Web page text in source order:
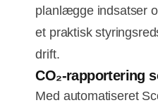
planlægge indsatser
et praktisk
drift.
CO₂‑rapportering
Med automatiseret